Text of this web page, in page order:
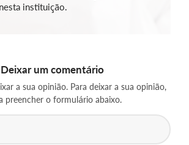
instituição.
Deixar um comentário
a sua opinião. Para deixar a sua opinião,
preencher o formulário abaixo.